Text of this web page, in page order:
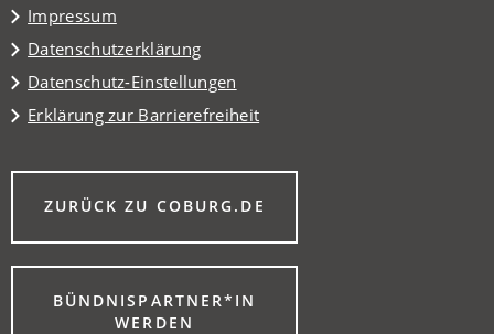
Impressum
Datenschutzerklärung
Datenschutz-Einstellungen
Erklärung zur Barrierefreiheit
ZURÜCK ZU COBURG.DE
(ÖFFNET
EINEM
NEUEN
TAB)BÜNDNISPARTNER*IN
WERDEN